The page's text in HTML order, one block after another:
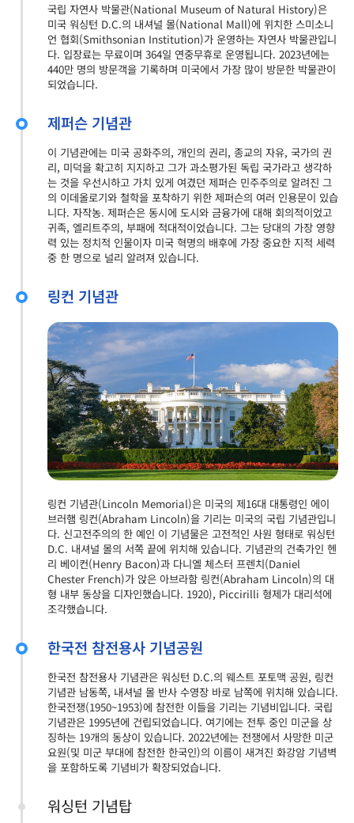
국립 자연사 박물관(National Museum of Natural History)은
미국 워싱턴 D.C.의 내셔널 몰(National Mall)에 위치한 스미소니
언 협회(Smithsonian Institution)가 운영하는 자연사 박물관입니
다. 입장료는 무료이며 364일 연중무휴로 운영됩니다. 2023년에는
440만 명의 방문객을 기록하며 미국에서 가장 많이 방문한 박물관이
되었습니다.
제퍼슨 기념관
이 기념관에는 미국 공화주의, 개인의 권리, 종교의 자유, 국가의 권
리, 미덕을 확고히 지지하고 그가 과소평가된 독립 국가라고 생각하
는 것을 우선시하고 가치 있게 여겼던 제퍼슨 민주주의로 알려진 그
의 이데올로기와 철학을 포착하기 위한 제퍼슨의 여러 인용문이 있습
니다. 자작농. 제퍼슨은 동시에 도시와 금융가에 대해 회의적이었고
귀족, 엘리트주의, 부패에 적대적이었습니다. 그는 당대의 가장 영향
력 있는 정치적 인물이자 미국 혁명의 배후에 가장 중요한 지적 세력
중 한 명으로 널리 알려져 있습니다.
링컨 기념관
링컨 기념관(Lincoln Memorial)은 미국의 제16대 대통령인 에이
브러햄 링컨(Abraham Lincoln)을 기리는 미국의 국립 기념관입니
다. 신고전주의의 한 예인 이 기념물은 고전적인 사원 형태로 워싱턴
D.C. 내셔널 몰의 서쪽 끝에 위치해 있습니다. 기념관의 건축가인 헨
리 베이컨(Henry Bacon)과 다니엘 체스터 프렌치(Daniel
Chester French)가 앉은 아브라함 링컨(Abraham Lincoln)의 대
형 내부 동상을 디자인했습니다. 1920), Piccirilli 형제가 대리석에
조각했습니다.
한국전 참전용사 기념공원
한국전 참전용사 기념관은 워싱턴 D.C.의 웨스트 포토맥 공원, 링컨
기념관 남동쪽, 내셔널 몰 반사 수영장 바로 남쪽에 위치해 있습니다.
한국전쟁(1950~1953)에 참전한 이들을 기리는 기념비입니다. 국립
기념관은 1995년에 건립되었습니다. 여기에는 전투 중인 미군을 상
징하는 19개의 동상이 있습니다. 2022년에는 전쟁에서 사망한 미군
요원(및 미군 부대에 참전한 한국인)의 이름이 새겨진 화강암 기념벽
을 포함하도록 기념비가 확장되었습니다.
워싱턴 기념탑